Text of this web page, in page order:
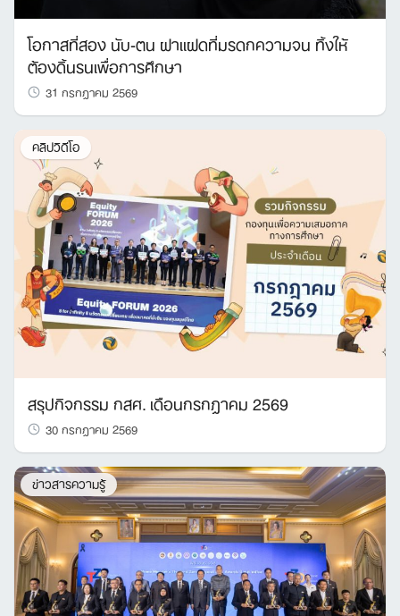
โอกาสที่สอง นับ-ตน ฝาแฝดที่มรดกความจน ทิ้งให้
ต้องดิ้นรนเพื่อการศึกษา
31 กรกฎาคม 2569
คลิปวิดีโอ
สรุปกิจกรรม กสศ. เดือนกรกฎาคม 2569
30 กรกฎาคม 2569
ข่าวสารความรู้